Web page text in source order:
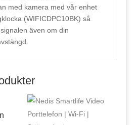
med kamera med vår enhet
(WIFICDPC10BK) så
även om din